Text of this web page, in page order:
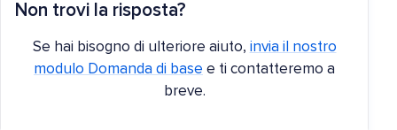
Non trovi la risposta?
Se hai bisogno di ulteriore aiuto, invia il nostro
modulo Domanda di base e ti contatteremo a
breve.